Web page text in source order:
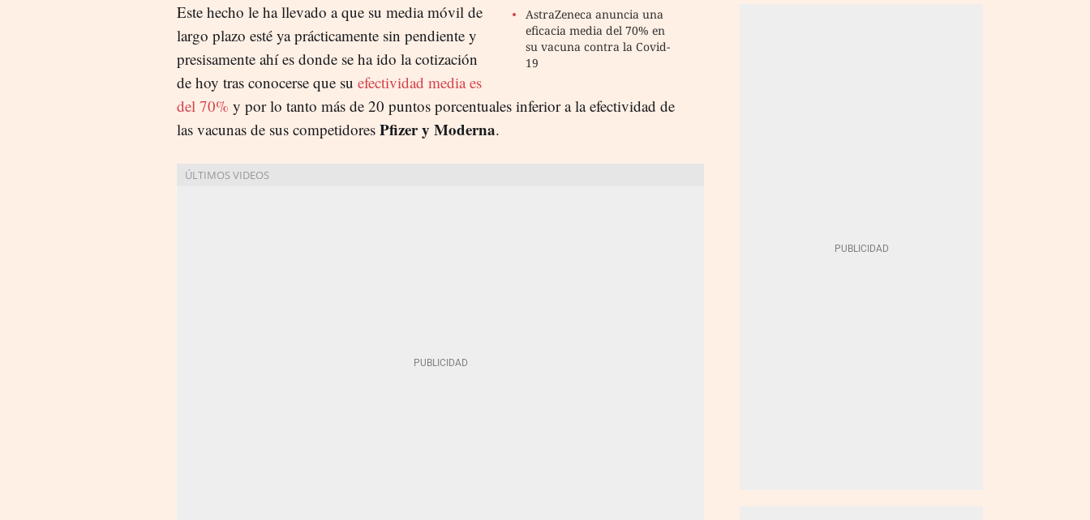
AstraZeneca anuncia una
eficacia media del 70% en
su vacuna contra la Covid-
19
Este hecho le ha llevado a que su media móvil de
largo plazo esté ya prácticamente sin pendiente y
presisamente ahí es donde se ha ido la cotización
de hoy tras conocerse que su efectividad media es
del 70% y por lo tanto más de 20 puntos porcentuales inferior a la efectividad de
las vacunas de sus competidores Pfizer y Moderna.